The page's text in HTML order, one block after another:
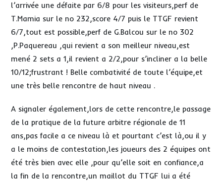
l’arrivée une défaite par 6/8 pour les visiteurs,perf de
T.Mamia sur le no 232,score 4/7 puis le TTGF revient
6/7,tout est possible,perf de G.Balcou sur le no 302
,P.Paquereau ,qui revient a son meilleur niveau,est
mené 2 sets a 1,il revient a 2/2,pour s’incliner a la belle
10/12;frustrant ! Belle combativité de toute l’équipe,et
une très belle rencontre de haut niveau .
A signaler également,lors de cette rencontre,le passage
de la pratique de la future arbitre régionale de 11
ans,pas facile a ce niveau là et pourtant c’est là,ou il y
a le moins de contestation,les joueurs des 2 équipes ont
été très bien avec elle ,pour qu’elle soit en confiance,a
la fin de la rencontre,un maillot du TTGF lui a été